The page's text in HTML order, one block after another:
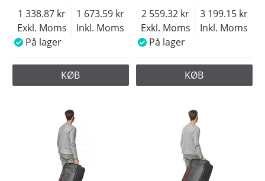
Exkl. Moms
1 338.87
Inkl. Moms
1 673.59
På lager
KØB
Exkl. Moms
2 559.32
Inkl. Moms
3 199.15
På lager
KØB